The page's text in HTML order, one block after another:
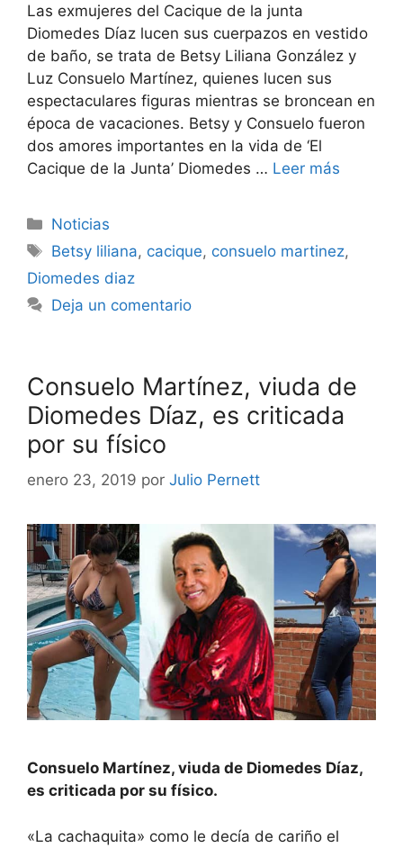
Las exmujeres del Cacique de la junta
Diomedes Díaz lucen sus cuerpazos en vestido
de baño, se trata de Betsy Liliana González y
Luz Consuelo Martínez, quienes lucen sus
espectaculares figuras mientras se broncean en
época de vacaciones. Betsy y Consuelo fueron
dos amores importantes en la vida de ‘El
Cacique de la Junta’ Diomedes … Leer más
Noticias
Betsy liliana, cacique, consuelo martinez,
Diomedes diaz
Deja un comentario
Consuelo Martínez, viuda de
Diomedes Díaz, es criticada
por su físico
enero 23, 2019 por Julio Pernett
Consuelo Martínez, viuda de Diomedes Díaz,
es criticada por su físico.
«La cachaquita» como le decía de cariño el